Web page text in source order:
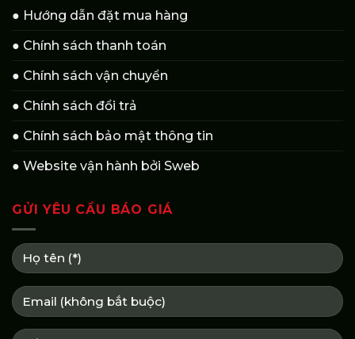
● Hướng dẫn đặt mua hàng
● Chính sách thanh toán
● Chính sách vận chuyển
● Chính sách đổi trả
● Chính sách bảo mật thông tin
● Website vận hành bởi Sweb
GỬI YÊU CẦU BÁO GIÁ